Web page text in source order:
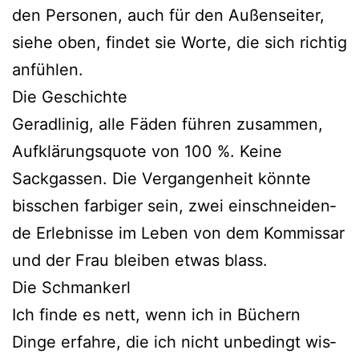
den Personen, auch für den Außenseiter,
sie­he oben, fin­det sie Worte, die sich rich­tig
anfühlen.
Die Geschichte
Geradlinig, alle Fäden füh­ren zusam­men,
Aufklärungsquote von 100 %. Keine
Sackgassen. Die Vergangenheit könn­te
biss­chen far­bi­ger sein, zwei ein­schnei­den­
de Erlebnisse im Leben von dem Kommissar
und der Frau blei­ben etwas blass.
Die Schmankerl
Ich fin­de es nett, wenn ich in Büchern
Dinge erfah­re, die ich nicht unbe­dingt wis­